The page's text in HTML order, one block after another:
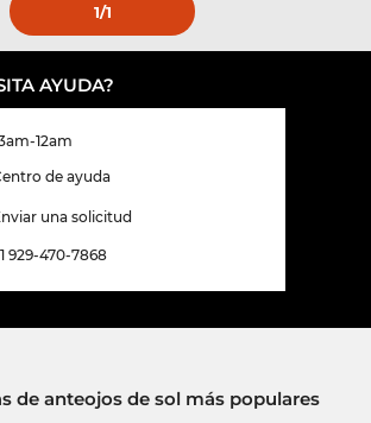
1/1
AYUDA?
12am
de ayuda
una solicitud
929-470-7868
de anteojos de sol más populares